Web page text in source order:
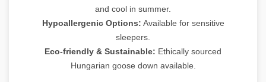
and cool in summer.
Hypoallergenic Options: Available for sensitive
sleepers.
Eco-friendly & Sustainable: Ethically sourced
Hungarian goose down available.